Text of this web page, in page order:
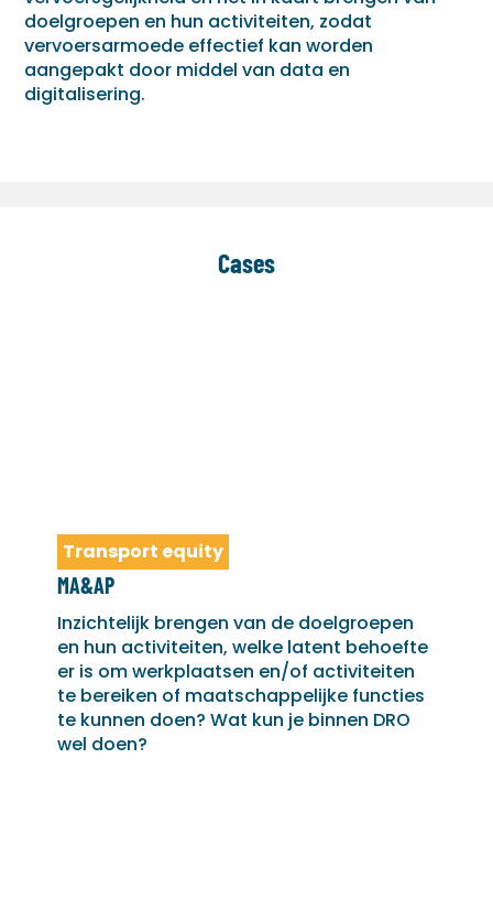
doelgroepen en hun activiteiten, zodat
vervoersarmoede effectief kan worden
aangepakt door middel van data en
digitalisering.
Cases
Transport equity
MA&AP
Inzichtelijk brengen van de doelgroepen
en hun activiteiten, welke latent behoefte
er is om werkplaatsen en/of activiteiten
te bereiken of maatschappelijke functies
te kunnen doen? Wat kun je binnen DRO
wel doen?